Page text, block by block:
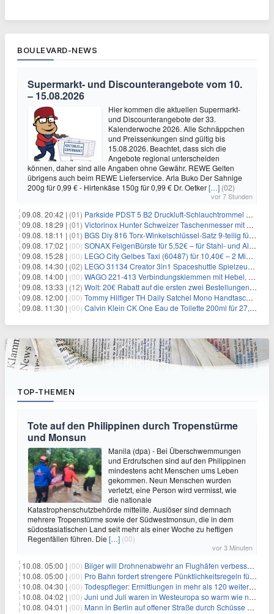
BOULEVARD-NEWS
Supermarkt- und Discounterangebote vom 10.
– 15.08.2026
Hier kommen die aktuellen Supermarkt-
und Discounterangebote der 33.
Kalenderwoche 2026. Alle Schnäppchen
und Preissenkungen sind gültig bis
15.08.2026. Beachtet, dass sich die
Angebote regional unterscheiden
können, daher sind alle Angaben ohne Gewähr. REWE Gelten
übrigens auch beim REWE Lieferservice. Arla Buko Der Sahnige
200g für 0,99 € - Hirtenkäse 150g für 0,99 € Dr. Oetker[…] (02)
vor 7 Stunden
09.08. 20:42 | (01) Parkside PDST 5 B2 Druckluft-Schlauchtrommel mit 10 m Schlauch für 25,94€
09.08. 18:29 | (01) Victorinox Hunter Schweizer Taschenmesser mit 12 Funktionen für 43,99€
09.08. 18:11 | (01) BGS Diy 816 Torx-Winkelschlüssel-Satz 9-teilig für 6,45€
09.08. 17:02 | (00) SONAX FelgenBürste für 5,52€ – für Stahl- und Alufelgen
09.08. 15:28 | (00) LEGO City Gelbes Taxi (60487) für 10,40€ – 2 Minifiguren
09.08. 14:30 | (02) LEGO 31134 Creator 3in1 Spaceshuttle Spielzeug für 6,39€
09.08. 14:00 | (00) WAGO 221-413 Verbindungsklemmen mit Hebel, 50 Stück für 14,99€
09.08. 13:33 | (12) Wolt: 20€ Rabatt auf die ersten zwei Bestellungen für Neukunden
09.08. 12:00 | (00) Tommy Hilfiger TH Daily Satchel Mono Handtasche für 73,97€
09.08. 11:30 | (00) Calvin Klein CK One Eau de Toilette 200ml für 27,99€
TOP-THEMEN
Tote auf den Philippinen durch Tropenstürme
und Monsun
Manila (dpa) - Bei Überschwemmungen
und Erdrutschen sind auf den Philippinen
mindestens acht Menschen ums Leben
gekommen. Neun Menschen wurden
verletzt, eine Person wird vermisst, wie
die nationale
Katastrophenschutzbehörde mitteilte. Auslöser sind demnach
mehrere Tropenstürme sowie der Südwestmonsun, die in dem
südostasiatischen Land seit mehr als einer Woche zu heftigen
Regenfällen führen. Die […] (00)
vor 3 Minuten
10.08. 05:00 | (00) Bilger will Drohnenabwehr an Flughäfen verbessern
10.08. 05:00 | (00) Pro Bahn fordert strengere Pünktlichkeitsregeln für Bahn-Boni
10.08. 04:30 | (00) Todespfleger: Ermittlungen in mehr als 120 weiteren Fällen
10.08. 04:02 | (00) Juni und Juli waren in Westeuropa so warm wie noch nie
10.08. 04:01 | (00) Mann in Berlin auf offener Straße durch Schüsse getötet